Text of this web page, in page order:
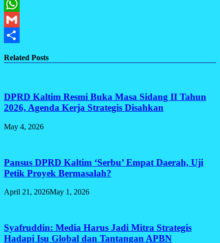
Twitter
WhatsApp
Gmail
Related Posts
DPRD Kaltim Resmi Buka Masa Sidang II Tahun
2026, Agenda Kerja Strategis Disahkan
May 4, 2026
Pansus DPRD Kaltim ‘Serbu’ Empat Daerah, Uji
Petik Proyek Bermasalah?
April 21, 2026May 1, 2026
Syafruddin: Media Harus Jadi Mitra Strategis
Hadapi Isu Global dan Tantangan APBN